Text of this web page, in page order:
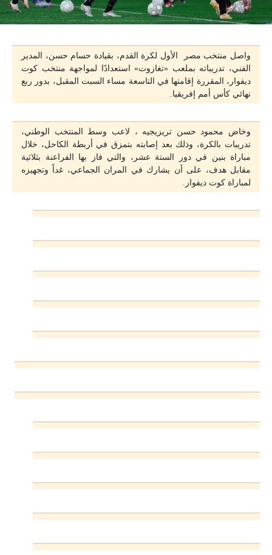
واصل منتخب مصر الأول لكرة القدم، بقيادة حسام حسن، المدير
الفني، تدريباته بملعب «تغازوت» استعدادًا لمواجهة منتخب كوت
ديفوار، المقررة إقامتها في التاسعة مساء السبت المقبل، بدور ربع
نهائي كأس أمم إفريقيا.
وخاض محمود حسن تريزيجيه ، لاعب وسط المنتخب الوطني،
تدريبات بالكرة، وذلك بعد إصابته بتمزق في أربطة الكاحل، خلال
مباراة بنين في دور الستة عشر، والتي فاز بها الفراعنة بثلاثية
مقابل هدف، على أن يشارك في المران الجماعي، غداً وتجهيزه
لمباراة كوت ديفوار.